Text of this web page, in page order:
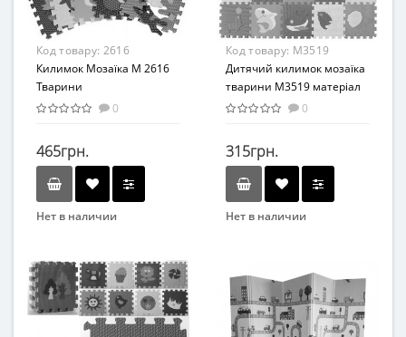
От 1 года
Материал
Фом
Полиуретан
Код товару: 2616
Килимок Мозаїка M 2616
Тварини
0
465грн.
Нет в наличии
Код товару: M3519
Дитячий килимок мозаїка
тварини M3519 матеріал
EVA
0
315грн.
Нет в наличии
Возраст
От 2-х лет
Возрастная группа